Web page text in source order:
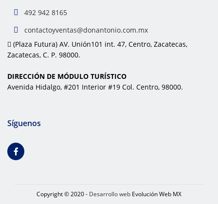
492 942 8165
contactoyventas@donantonio.com.mx
(Plaza Futura) AV. Unión101 int. 47, Centro, Zacatecas,
Zacatecas, C. P. 98000.
DIRECCIÓN DE MÓDULO TURÍSTICO
Avenida Hidalgo, #201 Interior #19 Col. Centro, 98000.
Síguenos
Copyright © 2020 - Desarrollo web Evolución Web MX